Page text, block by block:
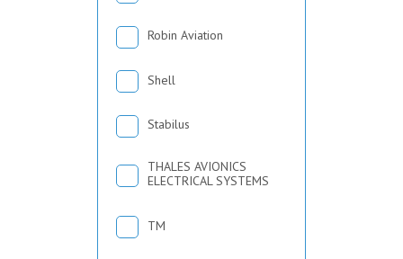
Robin Aviation
Shell
Stabilus
THALES AVIONICS
ELECTRICAL SYSTEMS
TM